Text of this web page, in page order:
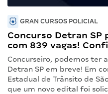
GRAN CURSOS POLICIAL
Concurso Detran
com 839 vagas!
Concurseiro, podemos ter
Detran SP em breve! Em
Estadual de Trânsito de
que um novo edital foi